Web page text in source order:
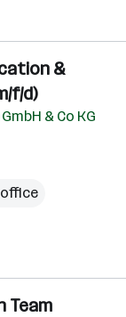
&
f/d)
& Co KG
Team